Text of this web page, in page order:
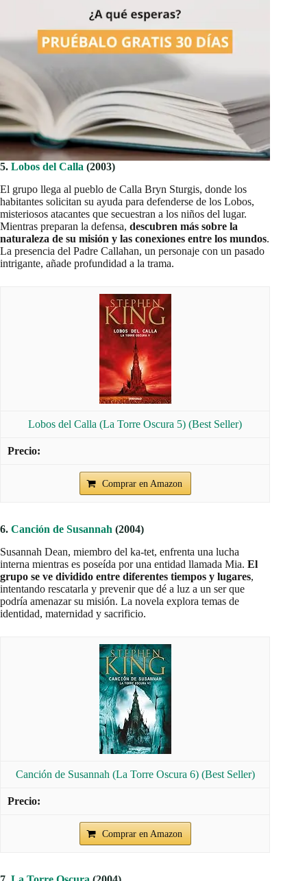
5. Lobos del Calla (2003)
El grupo llega al pueblo de Calla Bryn Sturgis, donde los
habitantes solicitan su ayuda para defenderse de los Lobos,
misteriosos atacantes que secuestran a los niños del lugar.
Mientras preparan la defensa, descubren más sobre la
naturaleza de su misión y las conexiones entre los mundos.
La presencia del Padre Callahan, un personaje con un pasado
intrigante, añade profundidad a la trama.
Lobos del Calla (La Torre Oscura 5) (Best Seller)
Comprar en Amazon
6. Canción de Susannah (2004)
Susannah Dean, miembro del ka-tet, enfrenta una lucha
interna mientras es poseída por una entidad llamada Mia. El
grupo se ve dividido entre diferentes tiempos y lugares,
intentando rescatarla y prevenir que dé a luz a un ser que
podría amenazar su misión. La novela explora temas de
identidad, maternidad y sacrificio.
Canción de Susannah (La Torre Oscura 6) (Best Seller)
Comprar en Amazon